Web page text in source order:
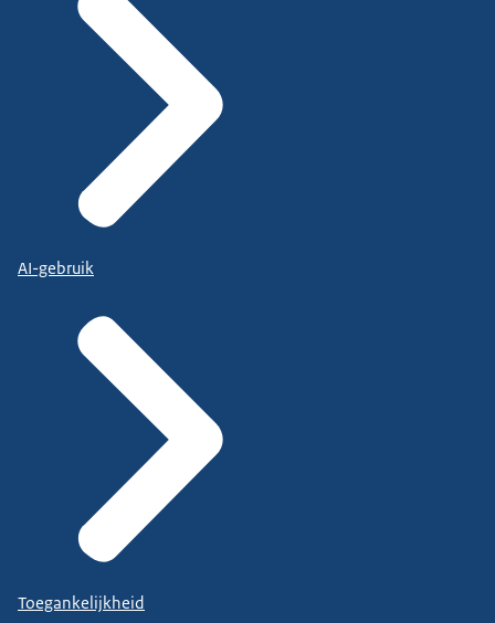
AI-gebruik
Toegankelijkheid